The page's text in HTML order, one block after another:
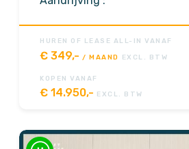
HUREN OF LEASE ALL-IN VANAF
€ 349,- / MAAND EXCL. BTW
KOPEN VANAF
€ 14.950,- EXCL. BTW